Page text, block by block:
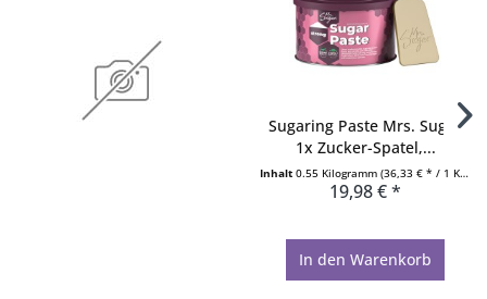
Sugaring Paste Mrs. Sugar
1x Zucker-Spatel,...
Inhalt 0.55 Kilogramm (36,33 € * / 1 Kilogramm)
19,98 € *
In den Warenkorb